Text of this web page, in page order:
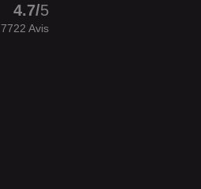
4.7/5
7722 Avis